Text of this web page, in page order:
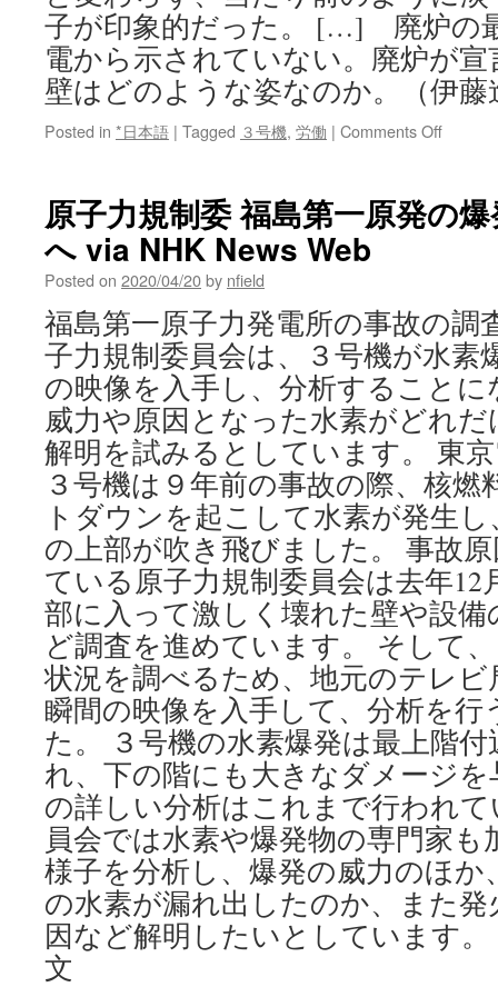
子が印象的だった。 […] 廃炉の
電から示されていない。廃炉が
壁はどのような姿なのか。（伊藤
Posted in *日本語 | Tagged ３号機, 労働 | Comments Offon
建
傷
痕
は
何
を
語
る?
福
島
第
一
原
発
を
歩
く
via
朝
日
新
聞
digital
原子力規制委 福島第一原発の
へ via NHK News Web
Posted on 2020/04/20by nfield
福島第一原子力発電所の事故の調
子力規制委員会は、３号機が水素
の映像を入手し、分析すること
威力や原因となった水素がどれ
解明を試みるとしています。 東
３号機は９年前の事故の際、核
トダウンを起こして水素が発生
の上部が吹き飛びました。 事故
ている原子力規制委員会は去年12
部に入って激しく壊れた壁や設
ど調査を進めています。 そして
状況を調べるため、地元のテレ
瞬間の映像を入手して、分析を
た。 ３号機の水素爆発は最上階
れ、下の階にも大きなダメージ
の詳しい分析はこれまで行われ
員会では水素や爆発物の専門家
様子を分析し、爆発の威力のほ
の水素が漏れ出したのか、また
因など解明したいとしています
文